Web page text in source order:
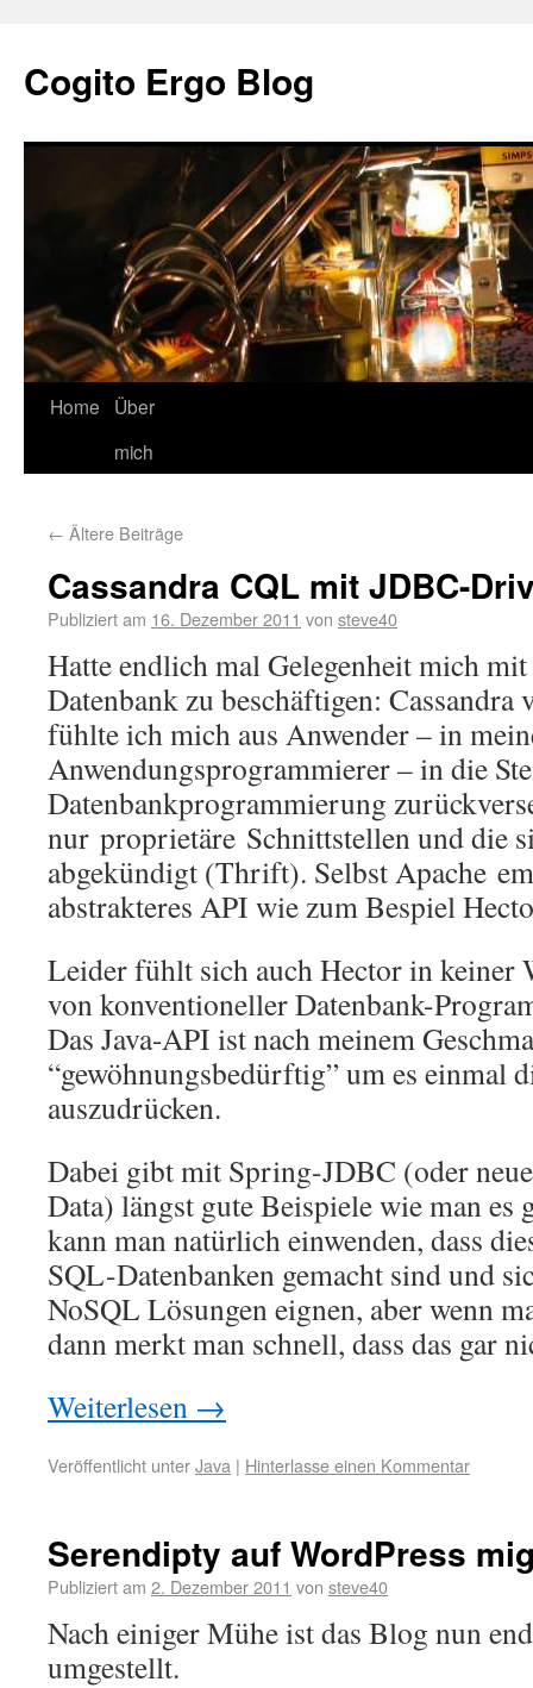
Cogito Ergo Blog
Home
Über
mich
← Ältere Beiträge
Cassandra CQL mit JDBC-
Publiziert am 16. Dezember 2011 von steve40
Hatte endlich mal Gelegenheit mich
Datenbank zu beschäftigen:
fühlte ich mich aus Anwender – in
Anwendungsprogrammierer – in die
Datenbankprogrammierung
nur proprietäre Schnittstellen und die
abgekündigt (Thrift). Selbst Apache
abstrakteres API wie zum Bespiel
Leider fühlt sich auch Hector in keiner
von konventioneller Datenbank-
Das Java-API ist nach meinem
“gewöhnungsbedürftig” um es einmal
auszudrücken.
Dabei gibt mit Spring-JDBC (oder
Data) längst gute Beispiele wie man es
kann man natürlich einwenden, dass
SQL-Datenbanken gemacht sind und
NoSQL Lösungen eignen, aber wenn
dann merkt man schnell, dass das gar
Weiterlesen →
Veröffentlicht unterJava | Hinterlasse einen Kommentar
Serendipty auf WordPress
Publiziert am 2. Dezember 2011 von steve40
Nach einiger Mühe ist das Blog nun
umgestellt.